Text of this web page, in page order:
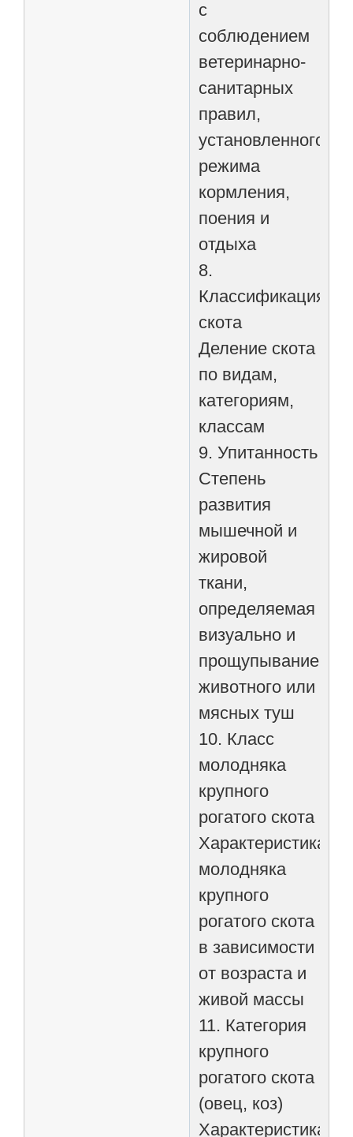
с
соблюдением
ветеринарно-
санитарных
правил,
установленного
режима
кормления,
поения и
отдыха
8.
Классификация
скота
Деление скота
по видам,
категориям,
классам
9. Упитанность
Степень
развития
мышечной и
жировой
ткани,
определяемая
визуально и
прощупыванием
животного или
мясных туш
10. Класс
молодняка
крупного
рогатого скота
Характеристика
молодняка
крупного
рогатого скота
в зависимости
от возраста и
живой массы
11. Категория
крупного
рогатого скота
(овец, коз)
Характеристика